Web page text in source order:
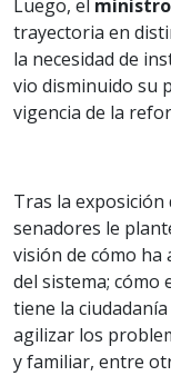
Luego, el
trayectoria en
la necesidad de
vio disminuido su
vigencia de la
Tras la exposición
senadores le
visión de cómo ha
del sistema; cómo
tiene la
agilizar los
y familiar, entre